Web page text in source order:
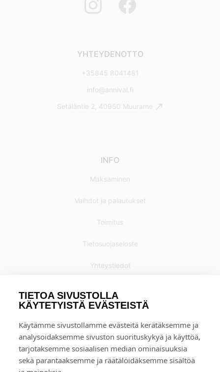
TIETOA SIVUSTOLLA
KÄYTETYISTÄ EVÄSTEISTÄ
Käytämme sivustollamme evästeitä kerätäksemme ja
analysoidaksemme sivuston suorituskykyä ja käyttöä,
tarjotaksemme sosiaalisen median ominaisuuksia
sekä parantaaksemme ja räätälöidäksemme sisältöä
YHTEYDENOTTO
+35845 8041481
info@annival.fi
Setäläntie 2, 40950 Muurame
INFO
Maksaminen
Vaihdot ja palautukset
Toimitus
Tietosuojaseloste
Yhteystiedot